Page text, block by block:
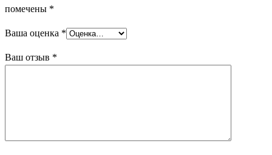
помечены *
Ваша оценка *
Ваш отзыв *